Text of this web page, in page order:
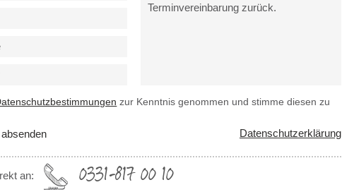
zur Kenntnis genommen und stimme diesen zu
Datenschutzerklärung
an: 0331-817 00 10